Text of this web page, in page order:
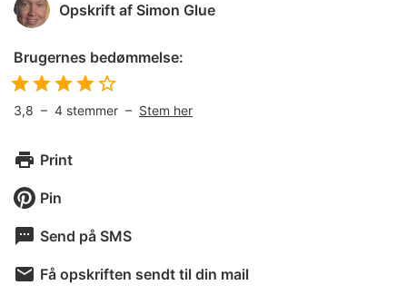
Opskrift af Simon Glue
Brugernes bedømmelse:
3,8 – 4 stemmer – Stem her
Print
Pin
Send på SMS
Få opskriften sendt til din mail